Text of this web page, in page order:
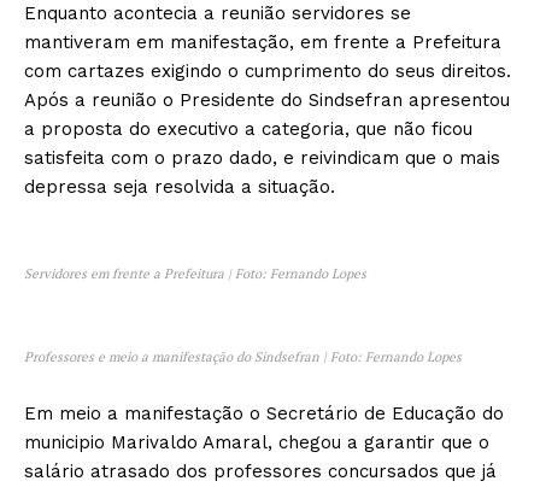
Enquanto acontecia a reunião servidores se
mantiveram em manifestação, em frente a Prefeitura
com cartazes exigindo o cumprimento do seus direitos.
Após a reunião o Presidente do Sindsefran apresentou
a proposta do executivo a categoria, que não ficou
satisfeita com o prazo dado, e reivindicam que o mais
depressa seja resolvida a situação.
Servidores em frente a Prefeitura | Foto: Fernando Lopes
Professores e meio a manifestação do Sindsefran | Foto: Fernando Lopes
Em meio a manifestação o Secretário de Educação do
municipio Marivaldo Amaral, chegou a garantir que o
salário atrasado dos professores concursados que já